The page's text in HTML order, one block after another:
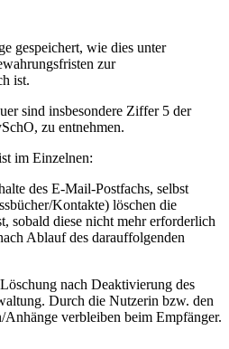
gespeichert, wie dies unter
zur
ist.
sind insbesondere Ziffer 5 der
zu entnehmen.
im Einzelnen:
des E-Mail-Postfachs, selbst
Kontakte) löschen die
sobald diese nicht mehr erforderlich
Ablauf des darauffolgenden
nach Deaktivierung des
Durch die Nutzerin bzw. den
verbleiben beim Empfänger.